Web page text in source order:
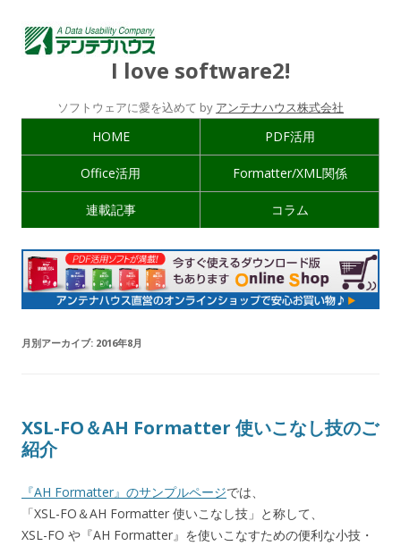
I love software2!
ソフトウェアに愛を込めて by アンテナハウス株式会社
HOME PDF活用
Office活用 Formatter/XML関係
連載記事 コラム
月別アーカイブ: 2016年8月
XSL-FO＆AH Formatter 使いこなし技のご
紹介
『AH Formatter』のサンプルページでは、
「XSL-FO＆AH Formatter 使いこなし技」と称して、
XSL-FO や『AH Formatter』を使いこなすための便利な小技・